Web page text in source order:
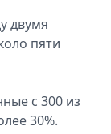
двумя
пяти
с 300 из
30%.